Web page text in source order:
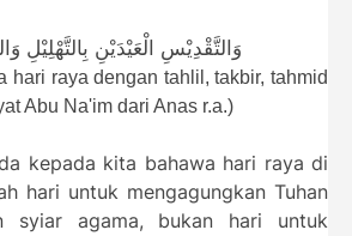
الْعَيْدَيْنِ بِالتَّهْلِيْلِ وَالتَّقْدِيْسِ
hari raya dengan tahlil, takbir, tahmid
Abu Na'im dari Anas r.a.)
kepada kita bahawa hari raya di
hari untuk mengagungkan Tuhan
syiar agama, bukan hari untuk